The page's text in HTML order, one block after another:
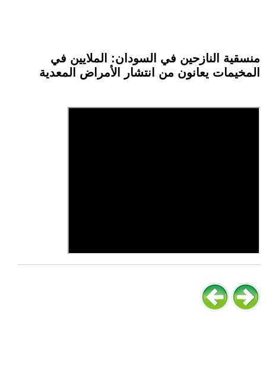
منسقية النازحين في السودان: الملايين في
المخيمات يعانون من انتشار الأمراض المعدية